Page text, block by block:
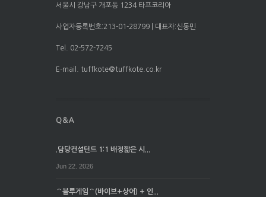
서울시 강남구 개포동 1234 타프코리아
사업자등록번호:213-01-28799 | 대표자:신동민
Tel. 02-572-7245
E-mail. tuffkote@tuffkote.co.kr
.담당컨설턴트 1:1 배정짧은 시...
Jun 22. 2026
⌒블루게임⌒(바이브+상어) + 인...